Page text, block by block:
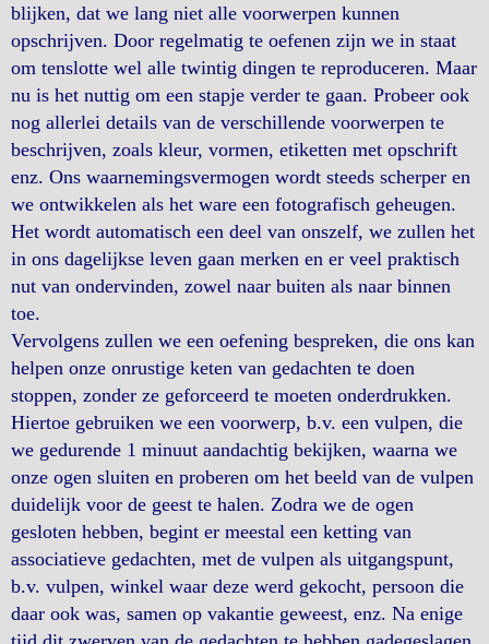
blijken, dat we lang niet alle voorwerpen kunnen
opschrijven. Door regelmatig te oefenen zijn we in staat
om tenslotte wel alle twintig dingen te reproduceren. Maar
nu is het nuttig om een stapje verder te gaan. Probeer ook
nog allerlei details van de verschillende voorwerpen te
beschrijven, zoals kleur, vormen, etiketten met opschrift
enz. Ons waarnemingsvermogen wordt steeds scherper en
we ontwikkelen als het ware een fotografisch geheugen.
Het wordt automatisch een deel van onszelf, we zullen het
in ons dagelijkse leven gaan merken en er veel praktisch
nut van ondervinden, zowel naar buiten als naar binnen
toe.
Vervolgens zullen we een oefening bespreken, die ons kan
helpen onze onrustige keten van gedachten te doen
stoppen, zonder ze geforceerd te moeten onderdrukken.
Hiertoe gebruiken we een voorwerp, b.v. een vulpen, die
we gedurende 1 minuut aandachtig bekijken, waarna we
onze ogen sluiten en proberen om het beeld van de vulpen
duidelijk voor de geest te halen. Zodra we de ogen
gesloten hebben, begint er meestal een ketting van
associatieve gedachten, met de vulpen als uitgangspunt,
b.v. vulpen, winkel waar deze werd gekocht, persoon die
daar ook was, samen op vakantie geweest, enz. Na enige